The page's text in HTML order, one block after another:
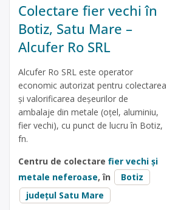
Colectare fier vechi în
Botiz, Satu Mare –
Alcufer Ro SRL
Alcufer Ro SRL este operator
economic autorizat pentru colectarea
și valorificarea deșeurilor de
ambalaje din metale (oțel, aluminiu,
fier vechi), cu punct de lucru în Botiz,
fn.
Centru de colectare fier vechi și
metale neferoase, în
Botiz
județul Satu Mare